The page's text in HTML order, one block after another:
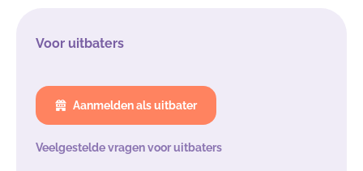
Voor uitbaters
Aanmelden als uitbater
Veelgestelde vragen voor uitbaters